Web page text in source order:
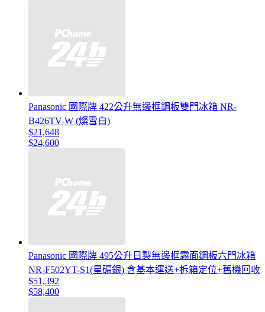
Panasonic 國際牌 422公升無邊框鋼板雙門冰箱 NR-
B426TV-W (燦雪白)
$21,648
$24,600
Panasonic 國際牌 495公升日製無邊框霧面鋼板六門冰箱
NR-F502YT-S1(星礦銀) 含基本運送+拆箱定位+舊機回收
$51,392
$58,400